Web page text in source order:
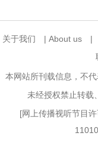
关于我们 | About us |
本网站所刊载信息，不
未经授权禁止转载
[网上传播视听节目